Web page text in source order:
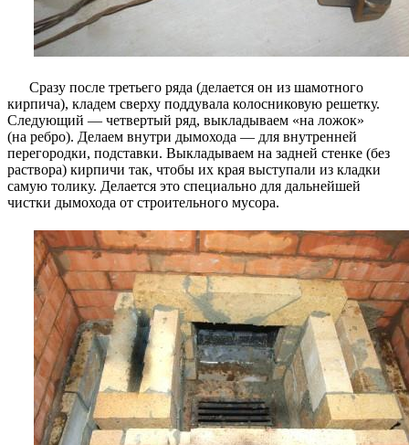
Сразу после третьего ряда (делается он из шамотного
кирпича), кладем сверху поддувала колосниковую решетку.
Следующий — четвертый ряд, выкладываем «на ложок»
(на ребро). Делаем внутри дымохода — для внутренней
перегородки, подставки. Выкладываем на задней стенке (без
раствора) кирпичи так, чтобы их края выступали из кладки
самую толику. Делается это специально для дальнейшей
чистки дымохода от строительного мусора.